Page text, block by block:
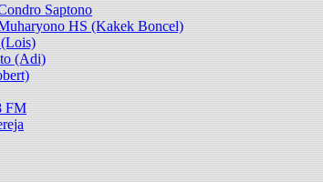
Saptono
HS (Kakek Boncel)
(Adi)
FM